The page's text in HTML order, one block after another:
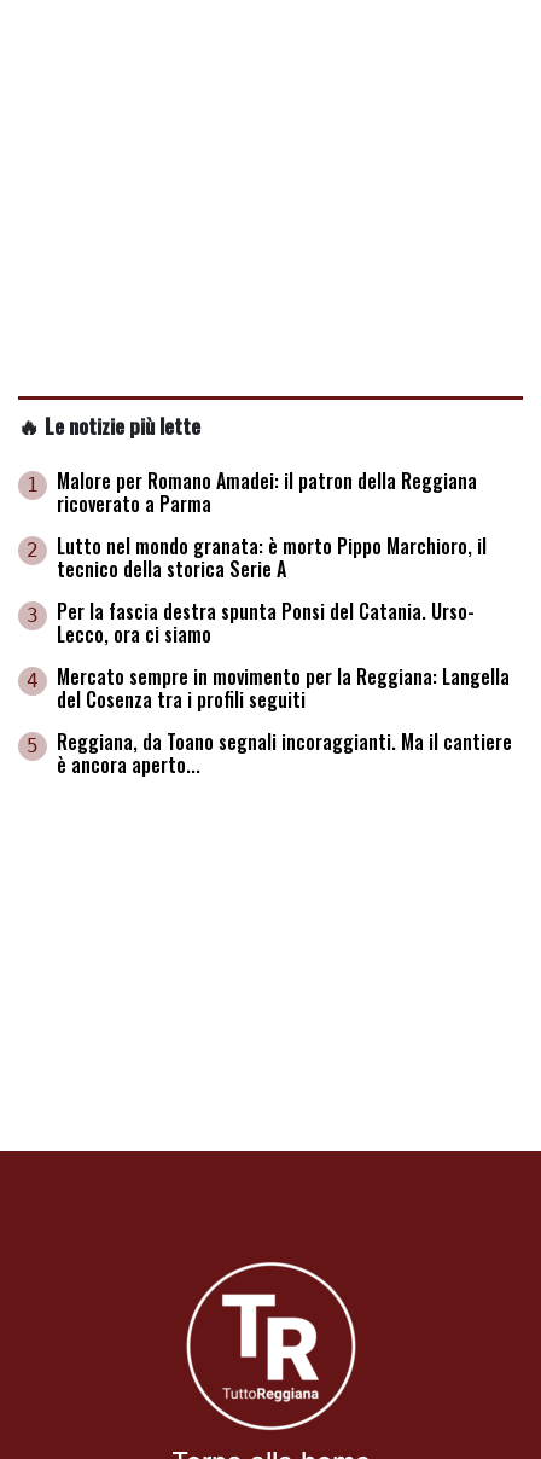
🔥 Le notizie più lette
1 Malore per Romano Amadei: il patron della Reggiana
ricoverato a Parma
2 Lutto nel mondo granata: è morto Pippo Marchioro, il
tecnico della storica Serie A
3 Per la fascia destra spunta Ponsi del Catania. Urso-
Lecco, ora ci siamo
4 Mercato sempre in movimento per la Reggiana: Langella
del Cosenza tra i profili seguiti
5 Reggiana, da Toano segnali incoraggianti. Ma il cantiere
è ancora aperto...